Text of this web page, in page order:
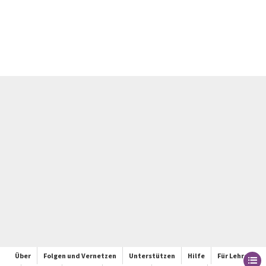
Über Folgen und Vernetzen Unterstützen Hilfe Für Lehrer